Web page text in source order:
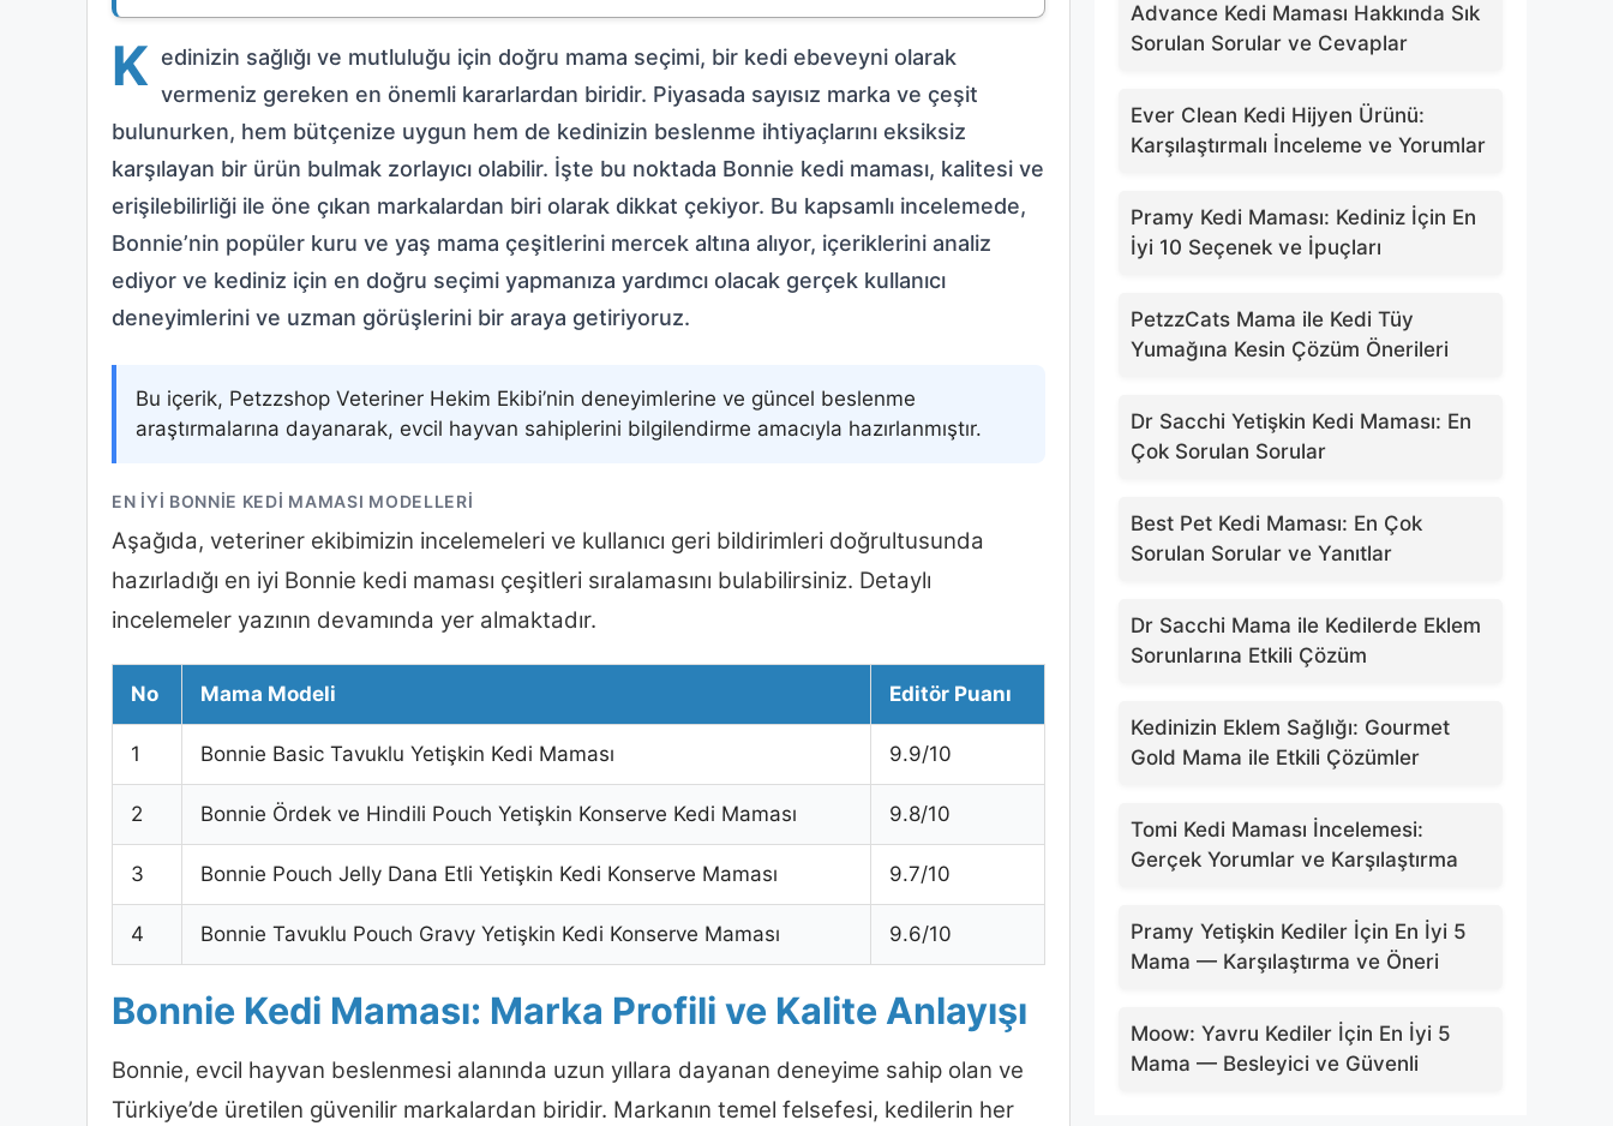
K edinizin sağlığı ve mutluluğu için doğru mama seçimi, bir kedi ebeveyni olarak
vermeniz gereken en önemli kararlardan biridir. Piyasada sayısız marka ve çeşit
bulunurken, hem bütçenize uygun hem de kedinizin beslenme ihtiyaçlarını eksiksiz
karşılayan bir ürün bulmak zorlayıcı olabilir. İşte bu noktada Bonnie kedi maması, kalitesi ve
erişilebilirliği ile öne çıkan markalardan biri olarak dikkat çekiyor. Bu kapsamlı incelemede,
Bonnie’nin popüler kuru ve yaş mama çeşitlerini mercek altına alıyor, içeriklerini analiz
ediyor ve kediniz için en doğru seçimi yapmanıza yardımcı olacak gerçek kullanıcı
deneyimlerini ve uzman görüşlerini bir araya getiriyoruz.
Bu içerik, Petzzshop Veteriner Hekim Ekibi’nin deneyimlerine ve güncel beslenme
araştırmalarına dayanarak, evcil hayvan sahiplerini bilgilendirme amacıyla hazırlanmıştır.
EN İYI BONNIE KEDI MAMASI MODELLERI
Aşağıda, veteriner ekibimizin incelemeleri ve kullanıcı geri bildirimleri doğrultusunda
hazırladığı en iyi Bonnie kedi maması çeşitleri sıralamasını bulabilirsiniz. Detaylı
incelemeler yazının devamında yer almaktadır.
No Mama Modeli Editör Puanı
1 Bonnie Basic Tavuklu Yetişkin Kedi Maması 9.9/10
2 Bonnie Ördek ve Hindili Pouch Yetişkin Konserve Kedi Maması 9.8/10
3 Bonnie Pouch Jelly Dana Etli Yetişkin Kedi Konserve Maması 9.7/10
4 Bonnie Tavuklu Pouch Gravy Yetişkin Kedi Konserve Maması 9.6/10
Bonnie Kedi Maması: Marka Profili ve Kalite Anlayışı
Bonnie, evcil hayvan beslenmesi alanında uzun yıllara dayanan deneyime sahip olan ve
Türkiye’de üretilen güvenilir markalardan biridir. Markanın temel felsefesi, kedilerin her
Advance Kedi Maması Hakkında Sık
Sorulan Sorular ve Cevaplar
Ever Clean Kedi Hijyen Ürünü:
Karşılaştırmalı İnceleme ve Yorumlar
Pramy Kedi Maması: Kediniz İçin En
İyi 10 Seçenek ve İpuçları
PetzzCats Mama ile Kedi Tüy
Yumağına Kesin Çözüm Önerileri
Dr Sacchi Yetişkin Kedi Maması: En
Çok Sorulan Sorular
Best Pet Kedi Maması: En Çok
Sorulan Sorular ve Yanıtlar
Dr Sacchi Mama ile Kedilerde Eklem
Sorunlarına Etkili Çözüm
Kedinizin Eklem Sağlığı: Gourmet
Gold Mama ile Etkili Çözümler
Tomi Kedi Maması İncelemesi:
Gerçek Yorumlar ve Karşılaştırma
Pramy Yetişkin Kediler İçin En İyi 5
Mama — Karşılaştırma ve Öneri
Moow: Yavru Kediler İçin En İyi 5
Mama — Besleyici ve Güvenli